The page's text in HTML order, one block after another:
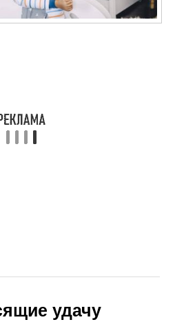
удачу